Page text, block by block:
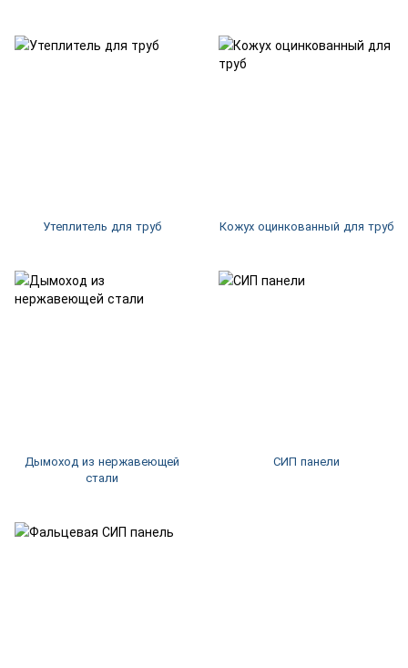
Утеплитель для труб Кожух оцинкованный для труб
Дымоход из нержавеющей
стали
СИП панели